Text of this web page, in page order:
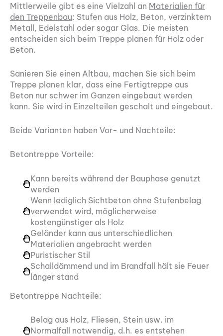
Mittlerweile gibt es eine Vielzahl an Materialien für
den Treppenbau: Stufen aus Holz, Beton, verzinktem
Metall, Edelstahl oder sogar Glas. Die meisten
entscheiden sich beim Treppe planen für Holz oder
Beton.
Sanieren Sie einen Altbau, machen Sie sich beim
Treppe planen klar, dass eine Fertigtreppe aus
Beton nur schwer im Ganzen eingebaut werden
kann. Sie wird in Einzelteilen geschalt und eingebaut.
Beide Varianten haben Vor- und Nachteile:
Betontreppe Vorteile:
Kann bereits während der Bauphase genutzt
werden
Wenn lediglich Sichtbeton ohne Stufenbelag
verwendet wird, möglicherweise
kostengünstiger als Holz
Geländer kann aus unterschiedlichen
Materialien angebracht werden
Puristischer Stil
Schalldämmend und im Brandfall hält sie Feuer
länger stand
Betontreppe Nachteile:
Belag aus Holz, Fliesen, Stein usw. im
Normalfall notwendig, d.h. es entstehen